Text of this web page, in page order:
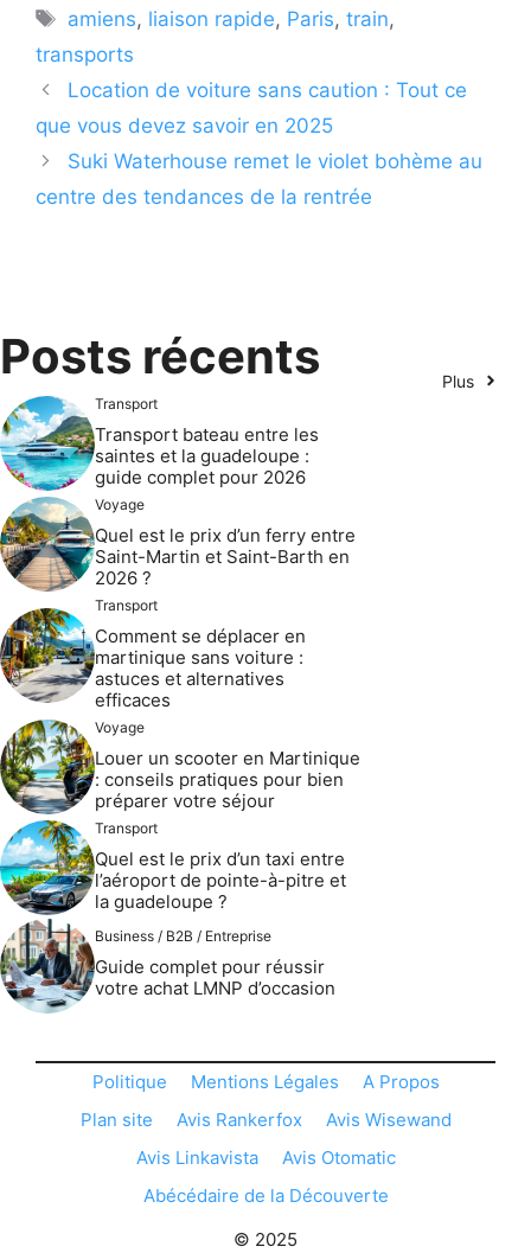
Étiquettes
amiens, liaison rapide, Paris,train,
transports
Location de voiture sans caution : Tout ce
que vous devez savoir en 2025
Suki Waterhouse remet le violet bohème au
centre des tendances de la rentrée
Posts récents Plus
Transport
Transport bateau entre les
saintes et la guadeloupe :
guide complet pour 2026
Voyage
Quel est le prix d’un ferry entre
Saint-Martin et Saint-Barth en
2026 ?
Transport
Comment se déplacer en
martinique sans voiture :
astuces et alternatives
efficaces
Voyage
Louer un scooter en Martinique
: conseils pratiques pour bien
préparer votre séjour
Transport
Quel est le prix d’un taxi entre
l’aéroport de pointe-à-pitre et
la guadeloupe ?
Business / B2B / Entreprise
Guide complet pour réussir
votre achat LMNP d’occasion
Politique Mentions Légales
A Propos
Plan site
Avis Rankerfox
Avis Wisewand
Avis Linkavista
Avis Otomatic
Abécédaire de la Découverte
© 2025